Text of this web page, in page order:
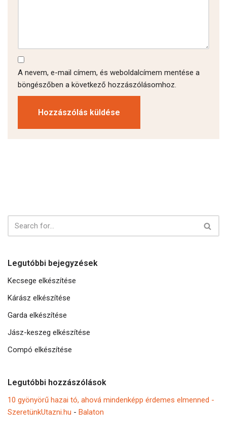
A nevem, e-mail címem, és weboldalcímem mentése a
böngészőben a következő hozzászólásomhoz.
Legutóbbi bejegyzések
Kecsege elkészítése
Kárász elkészítése
Garda elkészítése
Jász-keszeg elkészítése
Compó elkészítése
Legutóbbi hozzászólások
10 gyönyörű hazai tó, ahová mindenképp érdemes elmenned -
SzeretünkUtazni.hu - Balaton